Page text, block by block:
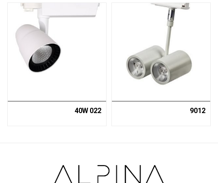
9012
022 40W